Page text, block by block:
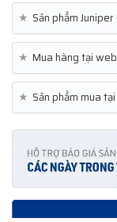
★ Sản phẩm
★ Mua hàng tại
★ Sản phẩm mua